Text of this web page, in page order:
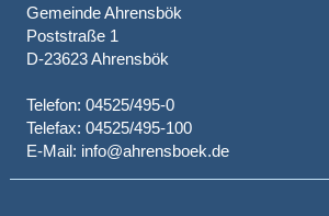
Gemeinde Ahrensbök
Poststraße 1
D-23623 Ahrensbök
Telefon: 04525/495-0
Telefax: 04525/495-100
E-Mail: info@ahrensboek.de